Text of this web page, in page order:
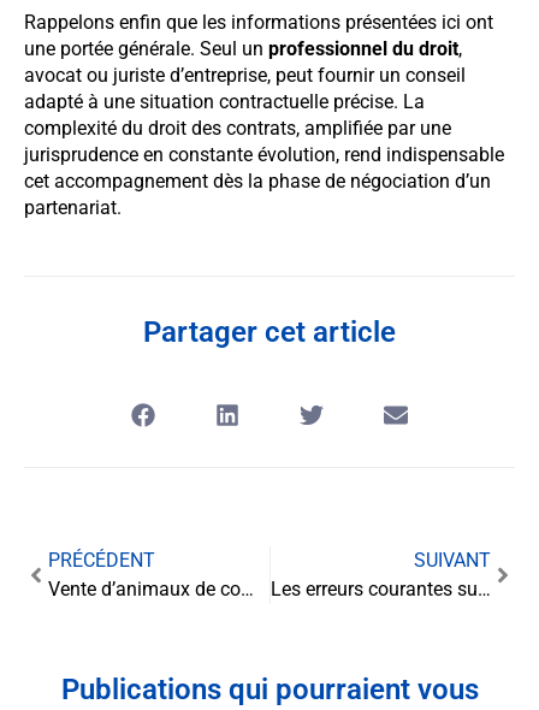
Rappelons enfin que les informations présentées ici ont
une portée générale. Seul un professionnel du droit,
avocat ou juriste d’entreprise, peut fournir un conseil
adapté à une situation contractuelle précise. La
complexité du droit des contrats, amplifiée par une
jurisprudence en constante évolution, rend indispensable
cet accompagnement dès la phase de négociation d’un
partenariat.
Partager cet article
PRÉCÉDENT
Vente d’animaux de compagnie et information du consommateur : la place émergente des plateformes d’évaluation indépendantes
SUIVANT
Les erreurs courantes sur le taux d’intérêt assurance vie
Publications qui pourraient vous